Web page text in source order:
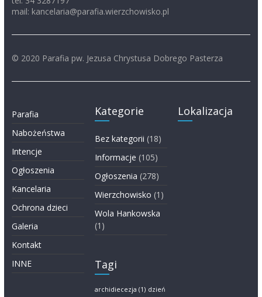
mail: kancelaria@parafia.wierzchowisko.pl
© 2020 Parafia pw. Jezusa Chrystusa Dobrego Pasterza
Parafia
Nabożeństwa
Intencje
Ogłoszenia
Kancelaria
Ochrona dzieci
Galeria
Kontakt
INNE
Kategorie
Bez kategorii (18)
Informacje (105)
Ogłoszenia (278)
Wierzchowisko (1)
Wola Hankowska
(1)
Tagi
archidiecezja (1) dzień
Lokalizacja